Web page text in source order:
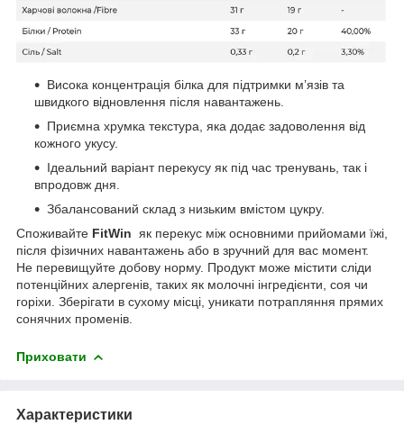
Висока концентрація білка для підтримки м’язів та
швидкого відновлення після навантажень.
Приємна хрумка текстура, яка додає задоволення від
кожного укусу.
Ідеальний варіант перекусу як під час тренувань, так і
впродовж дня.
Збалансований склад з низьким вмістом цукру.
Споживайте FitWin як перекус між основними прийомами їжі,
після фізичних навантажень або в зручний для вас момент.
Не перевищуйте добову норму. Продукт може містити сліди
потенційних алергенів, таких як молочні інгредієнти, соя чи
горіхи. Зберігати в сухому місці, уникати потрапляння прямих
сонячних променів.
Приховати
Характеристики